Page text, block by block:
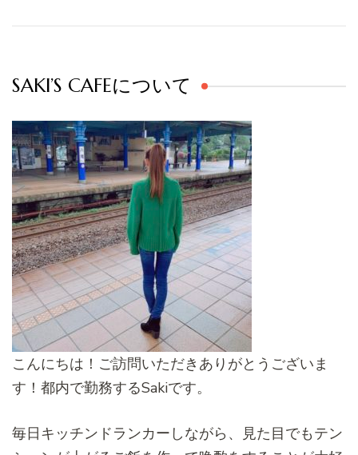
SAKI’S CAFEについて
こんにちは！ご訪問いただきありがとうございま
す！都内で勤務するSakiです。
毎日キッチンドランカーしながら、見た目でもテン